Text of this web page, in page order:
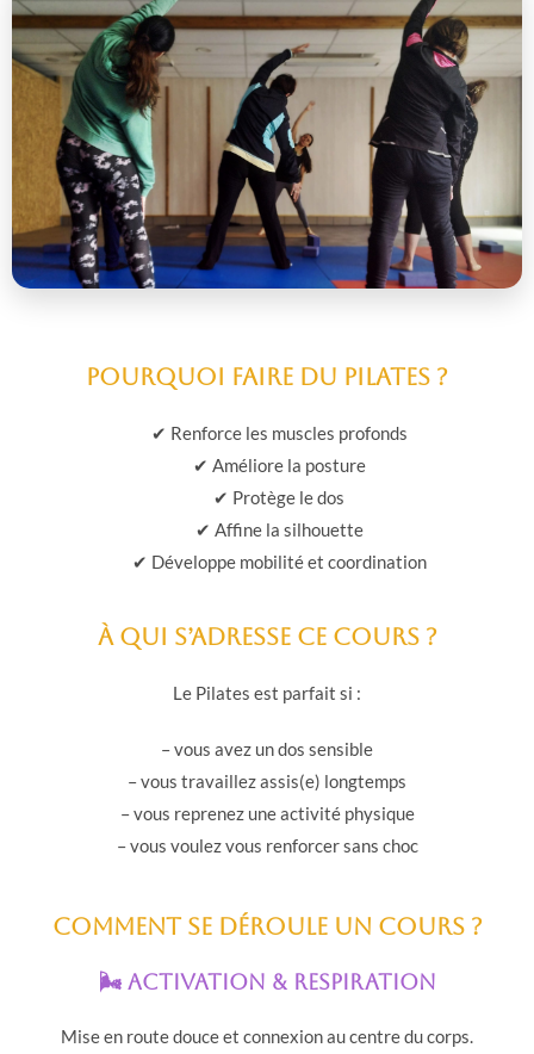
Pourquoi faire du Pilates ?
✔ Renforce les muscles profonds
✔ Améliore la posture
✔ Protège le dos
✔ Affine la silhouette
✔ Développe mobilité et coordination
À qui s’adresse ce cours ?
Le Pilates est parfait si :
– vous avez un dos sensible
– vous travaillez assis(e) longtemps
– vous reprenez une activité physique
– vous voulez vous renforcer sans choc
Comment se déroule un cours ?
🌬 Activation & respiration
Mise en route douce et connexion au centre du corps.